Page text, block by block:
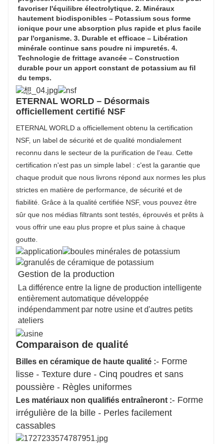
favoriser l'équilibre électrolytique. 2. Minéraux
hautement biodisponibles – Potassium sous forme
ionique pour une absorption plus rapide et plus facile
par l'organisme. 3. Durable et efficace – Libération
minérale continue sans poudre ni impuretés. 4.
Technologie de frittage avancée – Construction
durable pour un apport constant de potassium au fil
du temps.
ETERNAL WORLD – Désormais
officiellement certifié NSF
ETERNAL WORLD a officiellement obtenu la certification
NSF, un label de sécurité et de qualité mondialement
reconnu dans le secteur de la purification de l'eau. Cette
certification n'est pas un simple label : c'est la garantie que
chaque produit que nous livrons répond aux normes les plus
strictes en matière de performance, de sécurité et de
fiabilité. Grâce à la qualité certifiée NSF, vous pouvez être
sûr que nos médias filtrants sont testés, éprouvés et prêts à
vous offrir une eau plus propre et plus saine à chaque
goutte.
Gestion de la production
La différence entre la ligne de production intelligente
entièrement automatique développée
indépendamment par notre usine et d'autres petits
ateliers
Comparaison de qualité
Billes en céramique de haute qualité :- Forme
lisse - Texture dure - Cinq poudres et sans
poussière - Règles uniformes
Les matériaux non qualifiés entraîneront :- Forme
irrégulière de la bille - Perles facilement
cassables